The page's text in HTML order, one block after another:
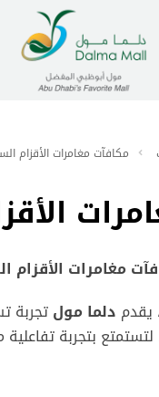
مكافآت مغامرات الأقزام
مغامرات الأقزام
يقدم دلما مولتجربة
لتستمتع بتجربة تفاعلية